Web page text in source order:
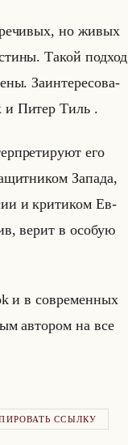
но живых
Такой под­ход
За­ин­те­ре­со­ва­
и Питер Тиль .
его
За­па­да,
и кри­ти­ком Ев­
верит в осо­бую
и в со­вре­мен­ных
ав­то­ром на все
ССЫЛКУ